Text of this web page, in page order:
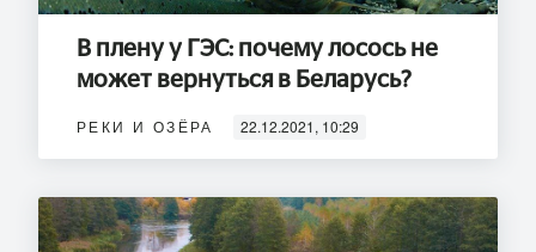
В плену у ГЭС: почему лосось не
может вернуться в Беларусь?
РЕКИ И ОЗЁРА 22.12.2021, 10:29